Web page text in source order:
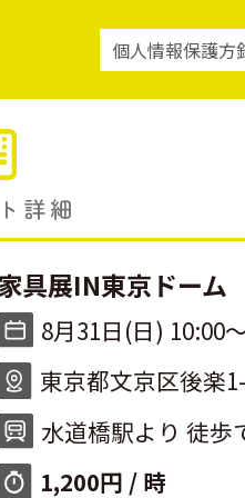
個人情報保護方
詳細
具展IN東京ドーム
8月31日(日) 10:00
東京都文京区後楽
水道橋駅より 徒歩
1,200円 / 時